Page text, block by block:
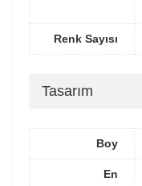
Renk Sayısı
Tasarım
Boy
En